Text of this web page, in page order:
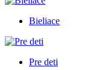
Bieliace
Pre deti